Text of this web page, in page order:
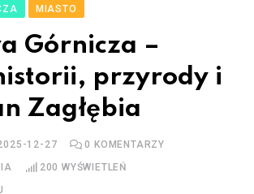
MIASTO
Górnicza –
przyrody i
Zagłębia
12-27 0 KOMENTARZY
200 WYŚWIETLEŃ